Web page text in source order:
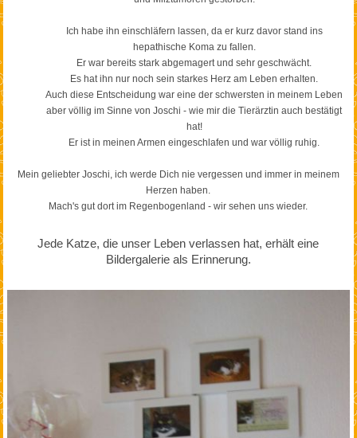
Ich habe ihn einschläfern lassen, da er kurz davor stand ins
hepathische Koma zu fallen.
Er war bereits stark abgemagert und sehr geschwächt.
Es hat ihn nur noch sein starkes Herz am Leben erhalten.
Auch diese Entscheidung war eine der schwersten in meinem Leben
aber völlig im Sinne von Joschi - wie mir die Tierärztin auch bestätigt
hat!
Er ist in meinen Armen eingeschlafen und war völlig ruhig.
Mein geliebter Joschi, ich werde Dich nie vergessen und immer in meinem
Herzen haben.
Mach's gut dort im Regenbogenland - wir sehen uns wieder.
Jede Katze, die unser Leben verlassen hat, erhält eine
Bildergalerie als Erinnerung.